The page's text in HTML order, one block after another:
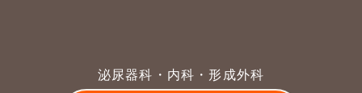
泌尿器科・内科・形成外科